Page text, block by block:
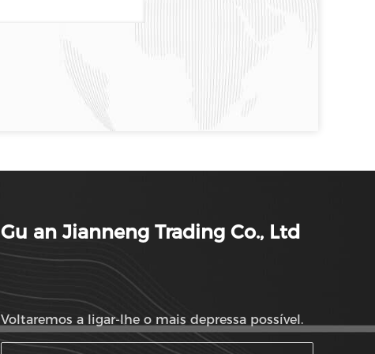
Gu an Jianneng Trading Co., Ltd
Voltaremos a ligar-lhe o mais depressa possível.